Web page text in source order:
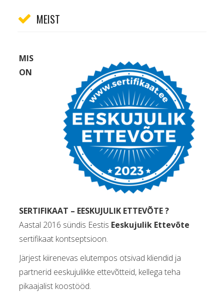
MEIST
MIS
ON
SERTIFIKAAT – EESKUJULIK ETTEVÕTE ?
Aastal 2016 sündis Eestis Eeskujulik Ettevõte
sertifikaat kontseptsioon.
Järjest kiirenevas elutempos otsivad kliendid ja
partnerid eeskujulikke ettevõtteid, kellega teha
pikaajalist koostööd.